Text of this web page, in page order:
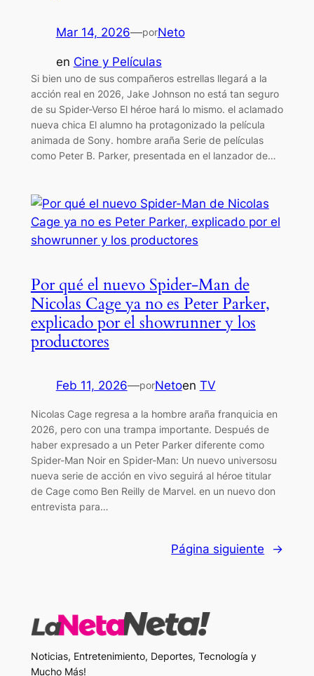
Mar 14, 2026—porNeto
en Cine y Películas
Si bien uno de sus compañeros estrellas llegará a la
acción real en 2026, Jake Johnson no está tan seguro
de su Spider-Verso El héroe hará lo mismo. el aclamado
nueva chica El alumno ha protagonizado la película
animada de Sony. hombre araña Serie de películas
como Peter B. Parker, presentada en el lanzador de…
Por qué el nuevo Spider-Man de
Nicolas Cage ya no es Peter Parker,
explicado por el showrunner y los
productores
Feb 11, 2026—porNetoen TV
Nicolas Cage regresa a la hombre araña franquicia en
2026, pero con una trampa importante. Después de
haber expresado a un Peter Parker diferente como
Spider-Man Noir en Spider-Man: Un nuevo universosu
nueva serie de acción en vivo seguirá al héroe titular
de Cage como Ben Reilly de Marvel. en un nuevo don
entrevista para…
Página siguiente →
Noticias, Entretenimiento, Deportes, Tecnología y
Mucho Más!